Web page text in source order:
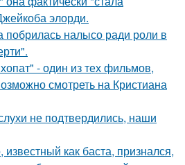
элорди.
побрилась налысо ради роли в
- один из тех фильмов,
смотреть на Кристиана
не подтвердились, наши
как баста, признался,